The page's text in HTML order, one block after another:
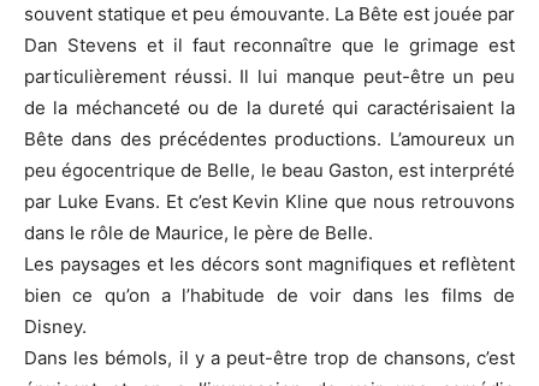
souvent statique et peu émouvante. La Bête est jouée par
Dan Stevens et il faut reconnaître que le grimage est
particulièrement réussi. Il lui manque peut-être un peu
de la méchanceté ou de la dureté qui caractérisaient la
Bête dans des précédentes productions. L’amoureux un
peu égocentrique de Belle, le beau Gaston, est interprété
par Luke Evans. Et c’est Kevin Kline que nous retrouvons
dans le rôle de Maurice, le père de Belle.
Les paysages et les décors sont magnifiques et reflètent
bien ce qu’on a l’habitude de voir dans les films de
Disney.
Dans les bémols, il y a peut-être trop de chansons, c’est